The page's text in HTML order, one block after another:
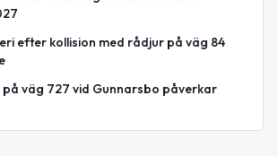
efter kollision med rådjur på väg 84
på väg 727 vid Gunnarsbo påverkar